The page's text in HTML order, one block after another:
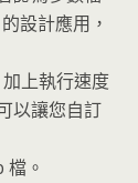
設計應用，
上執行速度
以讓您自訂
。